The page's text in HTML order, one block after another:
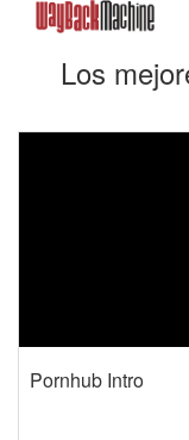
Los
Pornhub Intro